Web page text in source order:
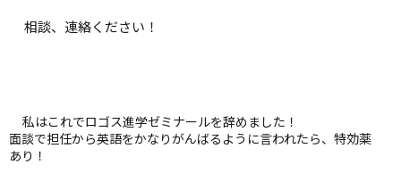
相談、連絡ください！
私はこれでロゴス進学ゼミナールを辞めました！
面談で担任から英語をかなりがんばるように言われたら、特効薬
あり！